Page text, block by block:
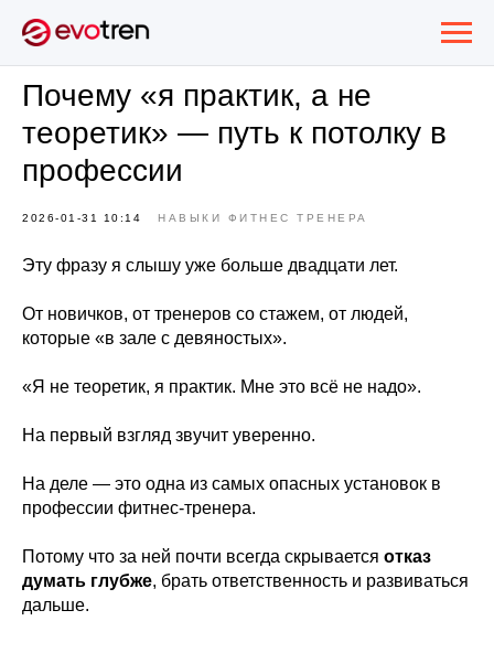
Почему «я практик, а не
теоретик» — путь к потолку в
профессии
2026-01-31 10:14 НАВЫКИ ФИТНЕС ТРЕНЕРА
Эту фразу я слышу уже больше двадцати лет.
От новичков, от тренеров со стажем, от людей,
которые «в зале с девяностых».
«Я не теоретик, я практик. Мне это всё не надо».
На первый взгляд звучит уверенно.
На деле — это одна из самых опасных установок в
профессии фитнес-тренера.
Потому что за ней почти всегда скрывается отказ
думать глубже, брать ответственность и развиваться
дальше.